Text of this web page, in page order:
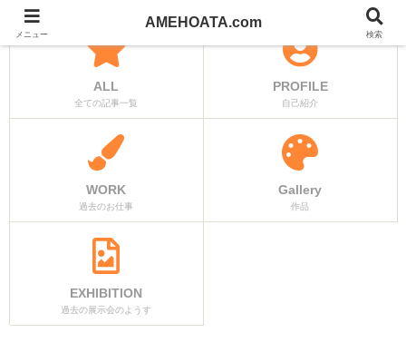
ALL
全ての記事一覧
PROFILE
自己紹介
WORK
過去のお仕事
Gallery
作品
EXHIBITION
過去の展示会のようす
メニュー
AMEHOATA.com
検索